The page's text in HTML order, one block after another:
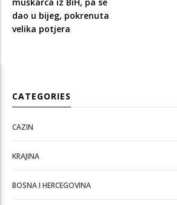
dao u bijeg, pokrenuta
velika potjera
CATEGORIES
CAZIN
KRAJINA
BOSNA I HERCEGOVINA